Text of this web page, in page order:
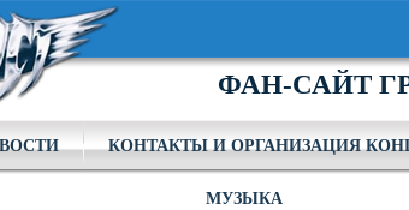
ФАН-САЙТ
КОНТАКТЫ И ОРГАНИЗАЦИЯ
МУЗЫКА